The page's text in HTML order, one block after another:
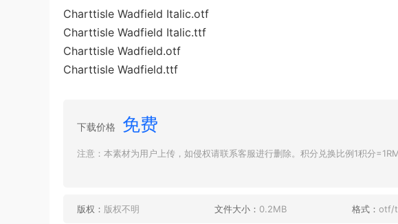
Charttisle Wadfield Italic.otf
Charttisle Wadfield Italic.ttf
Charttisle Wadfield.otf
Charttisle Wadfield.ttf
下载价格 免费
注意：本素材为用户上传，如侵权请联系客服进行删除。积分兑换比例1积分
版权： 版权不明 文件大小： 0.2MB 格式： otf/